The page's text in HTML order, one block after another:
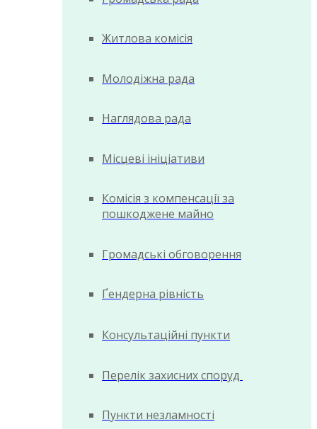
Житлова комісія
Молодіжна рада
Наглядова рада
Місцеві ініціативи
Комісія з компенсації за
пошкоджене майно
Громадські обговорення
Ґендерна рівність
Консультаційні пункти
Перелік захисних споруд
Пункти незламності